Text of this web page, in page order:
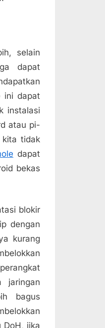
selain
dapat
ini dapat
instalasi
atau pi-
kita tidak
dapat
bekas
blokir
dengan
kurang
jaringan
bagus
DoH, jika